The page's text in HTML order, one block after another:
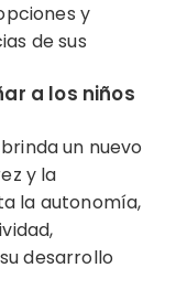
y
de sus
a los niños
un nuevo
y la
la autonomía,
desarrollo